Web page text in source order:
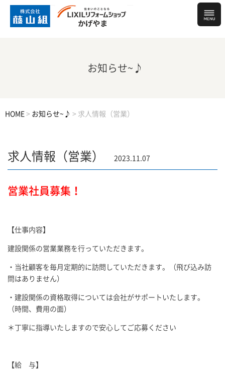
お知らせ~♪
HOME > お知らせ~♪ > 求人情報（営業）
求人情報（営業） 2023.11.07
営業社員募集！
【仕事内容】
建設関係の営業業務を行っていただきます。
・当社顧客を毎月定期的に訪問していただきます。（飛び込み訪
問はありません）
・建設関係の資格取得については会社がサポートいたします。
（時間、費用の面）
＊丁寧に指導いたしますので安心してご応募ください
【給 与】